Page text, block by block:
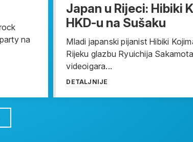
na
Japan u Rijeci: Hibiki
HKD-u na Sušaku
Mladi japanski pijanist Hibiki
Rijeku glazbu Ryuichija
videoigara...
DETALJNIJE